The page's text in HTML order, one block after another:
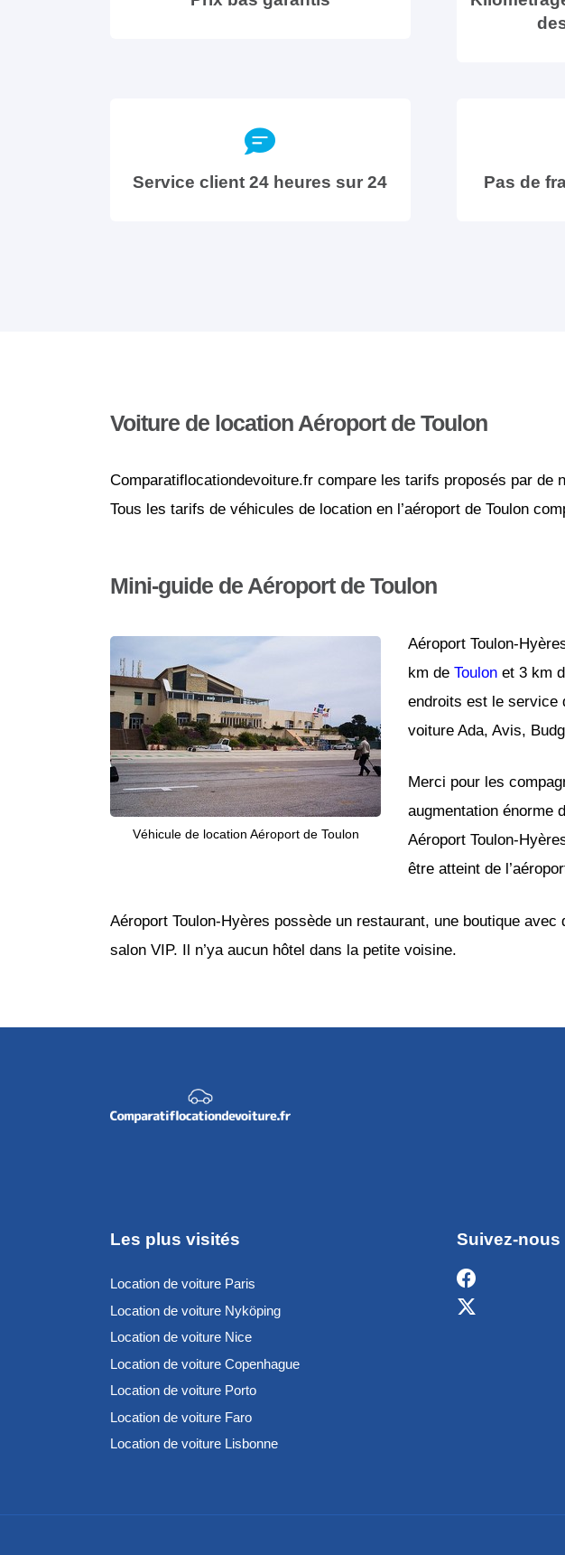
Service client 24 heures sur 24 Pas de
Voiture de location Aéroport de Toulon
Comparatiflocationdevoiture.fr compare les tarifs proposés par
Tous les tarifs de véhicules de location en l’aéroport de Toulon
Mini-guide de Aéroport de Toulon
Véhicule de location Aéroport de Toulon
Aéroport Toulon-
km de Toulon et 3 km
endroits est le service
voiture Ada, Avis,
Merci pour les
augmentation énorme
Aéroport Toulon-
être atteint de
Aéroport Toulon-Hyères possède un restaurant, une boutique
salon VIP. Il n’ya aucun hôtel dans la petite voisine.
Les plus visités
Location de voiture Paris
Location de voiture Nyköping
Location de voiture Nice
Location de voiture Copenhague
Location de voiture Porto
Location de voiture Faro
Location de voiture Lisbonne
Suivez-nous